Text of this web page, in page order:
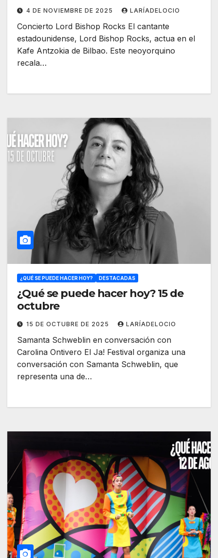
4 DE NOVIEMBRE DE 2025 LARÍADELOCIO
Concierto Lord Bishop Rocks El cantante
estadounidense, Lord Bishop Rocks, actua en el
Kafe Antzokia de Bilbao. Este neoyorquino
recala…
¿QUÉ SE PUEDE HACER HOY? DESTACADAS
¿Qué se puede hacer hoy? 15 de
octubre
15 DE OCTUBRE DE 2025 LARÍADELOCIO
Samanta Schweblin en conversación con
Carolina Ontivero El Ja! Festival organiza una
conversación con Samanta Schweblin, que
representa una de…